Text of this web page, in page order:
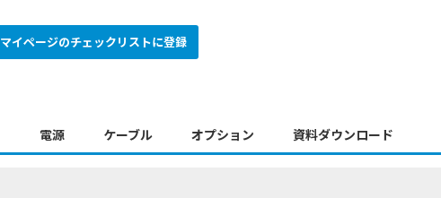
マイページのチェックリストに登録
電源 ケーブル オプション 資料ダウンロード